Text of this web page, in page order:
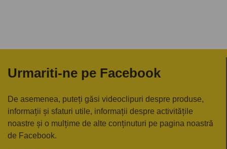
Urmariti-ne pe Facebook
De asemenea, puteți găsi videoclipuri despre produse,
informații și sfaturi utile, informații despre activitățile
noastre și o mulțime de alte conținuturi pe pagina noastră
de Facebook.